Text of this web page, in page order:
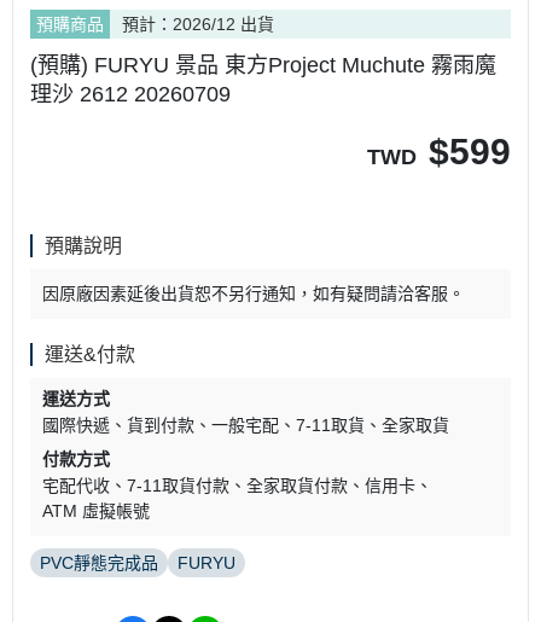
預購商品
預計：2026/12 出貨
(預購) FURYU 景品 東方Project Muchute 霧雨魔
理沙 2612 20260709
TWD $599
預購說明
因原廠因素延後出貨恕不另行通知，如有疑問請洽客服。
運送&付款
運送方式
國際快遞
貨到付款 一般宅配 7-11取貨
全家取貨
付款方式
宅配代收
7-11取貨付款 全家取貨付款
信用卡
ATM 虛擬帳號
PVC靜態完成品 FURYU